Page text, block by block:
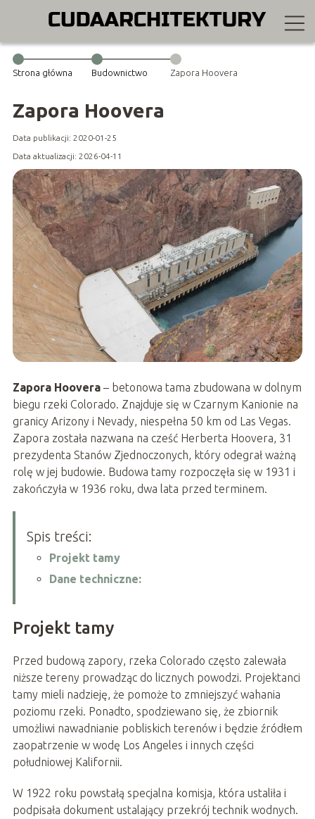
Strona główna Budownictwo Zapora Hoovera
Zapora Hoovera
Data publikacji: 2020-01-25
Data aktualizacji: 2026-04-11
Zapora Hoovera– betonowa tama zbudowana w dolnym
biegu rzeki Colorado. Znajduje się w Czarnym Kanionie na
granicy Arizony i Nevady, niespełna 50 km od Las Vegas.
Zapora została nazwana na cześć Herberta Hoovera, 31
prezydenta Stanów Zjednoczonych, który odegrał ważną
rolę w jej budowie. Budowa tamy rozpoczęła się w 1931 i
zakończyła w 1936 roku, dwa lata przed terminem.
Spis treści:
Projekt tamy
Dane techniczne:
Projekt tamy
Przed budową zapory, rzeka Colorado często zalewała
niższe tereny prowadząc do licznych powodzi. Projektanci
tamy mieli nadzieję, że pomoże to zmniejszyć wahania
poziomu rzeki. Ponadto, spodziewano się, że zbiornik
umożliwi nawadnianie pobliskich terenów i będzie źródłem
zaopatrzenie w wodę Los Angeles i innych części
południowej Kalifornii.
W 1922 roku powstałą specjalna komisja, która ustaliła i
podpisała dokument ustalający przekrój technik wodnych.